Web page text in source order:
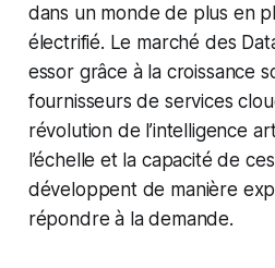
dans un monde de plus en
électrifié. Le marché des
essor grâce à la croissance
fournisseurs de services
révolution de l’intelligence
l’échelle et la capacité de
développent de manière
répondre à la demande.